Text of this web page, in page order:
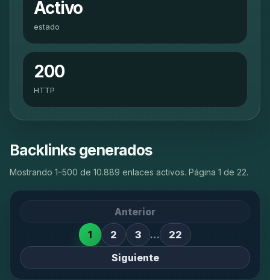
Activo
estado
200
HTTP
Backlinks generados
Mostrando 1–500 de 10.889 enlaces activos. Página 1 de 22.
Anterior
1
2 3 …
22
Siguiente